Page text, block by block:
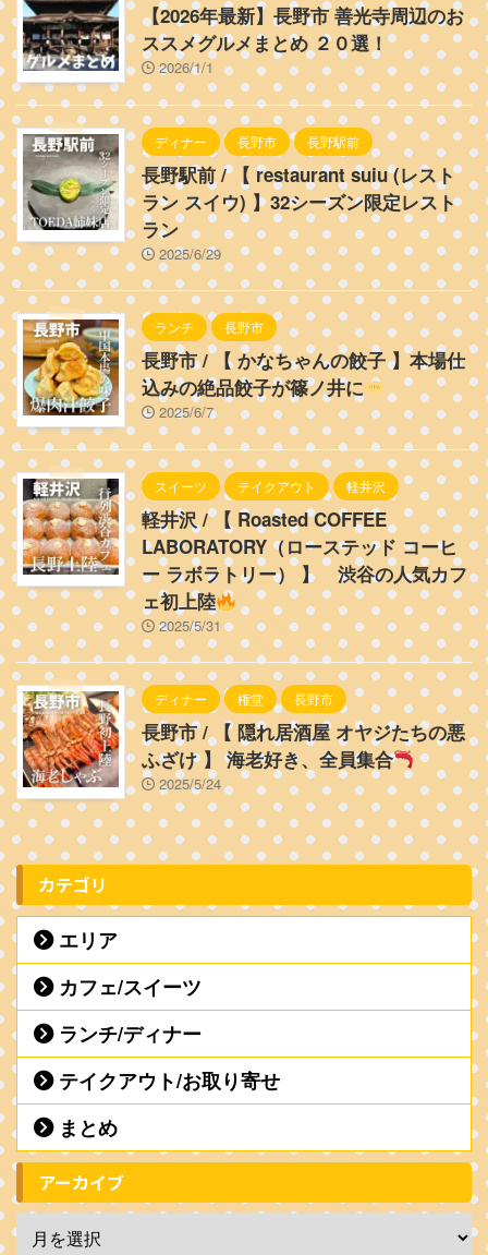
【2026年最新】長野市 善光寺周辺のお
ススメグルメまとめ ２０選！
2026/1/1
ディナー 長野市 長野駅前
長野駅前 / 【 restaurant suiu (レスト
ラン スイウ) 】32シーズン限定レスト
ラン
2025/6/29
ランチ 長野市
長野市 / 【 かなちゃんの餃子 】本場仕
込みの絶品餃子が篠ノ井に
2025/6/7
スイーツ テイクアウト 軽井沢
軽井沢 / 【 Roasted COFFEE
LABORATORY（ローステッド コーヒ
ー ラボラトリー） 】 渋谷の人気カフ
ェ初上陸
2025/5/31
ディナー 権堂 長野市
長野市 / 【 隠れ居酒屋 オヤジたちの悪
ふざけ 】 海老好き、全員集合
2025/5/24
カテゴリ
エリア
カフェ/スイーツ
ランチ/ディナー
テイクアウト/お取り寄せ
まとめ
アーカイブ